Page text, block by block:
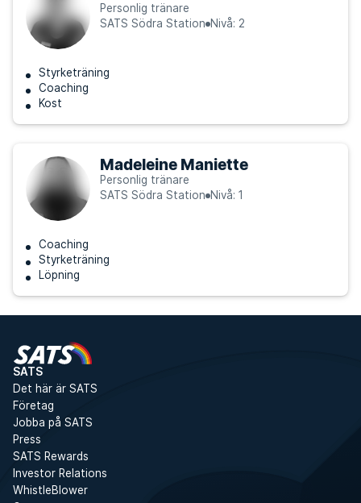
Personlig tränare
SATS Södra Station Nivå: 2
Styrketräning
Coaching
Kost
Madeleine Maniette
Personlig tränare
SATS Södra Station Nivå: 1
Coaching
Styrketräning
Löpning
SATS
Det här är SATS
Företag
Jobba på SATS
Press
SATS Rewards
Investor Relations
WhistleBlower